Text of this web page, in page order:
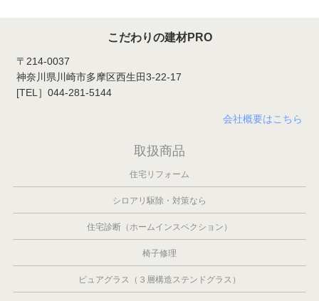
こだわりの建材PRO
〒214-0037
神奈川県川崎市多摩区西生田3-22-17
[TEL］044-281-5144
会社概要はこちら
取扱商品
住宅リフォーム
シロアリ駆除・対策なら
住宅診断（ホームインスペクション）
椅子修理
ピュアグラス（３層構造ステンドグラス）